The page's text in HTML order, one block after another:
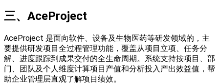
三、 AceProject
AceProject 是面向软件、设备及生物医药等研发领域的，主
要提供研发项目全过程管理功能，覆盖从项目立项、任务分
解、进度跟踪到成果交付的全生命周期。系统支持按项目、部
门、团队及个人维度计算项目产值和分析投入产出效益值，帮
助企业管理层直观了解项目绩效。